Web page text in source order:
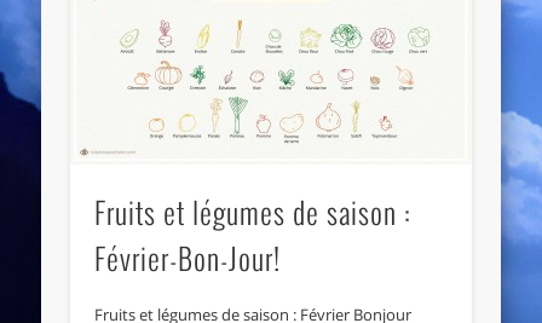
Fruits et légumes de saison :
Février-Bon-Jour!
Fruits et légumes de saison : Février Bonjour